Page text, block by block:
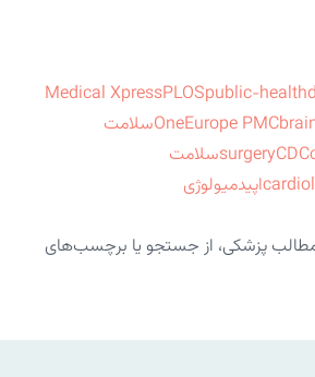
Medical XpressPLOSpublic-health
OneEurope PMC
سلامت
surgeryCDC
سلامت
اپیدمیولوژی
مطالب پزشکی، از جستجو یا برچسب‌های